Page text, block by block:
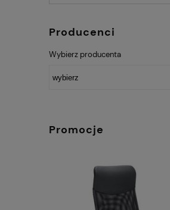
Producenci
Wybierz producenta
Promocje